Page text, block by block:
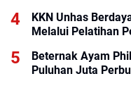
KKN Unhas
Melalui Pelatihan
Beternak Ayam
Puluhan Juta